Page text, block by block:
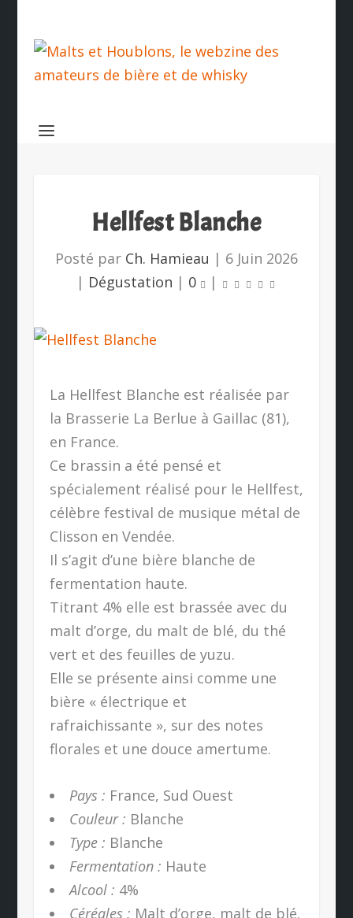
Hellfest Blanche
Posté par Ch. Hamieau | 6 Juin 2026
| Dégustation | 0 |
La Hellfest Blanche est réalisée par
la Brasserie La Berlue à Gaillac (81),
en France.
Ce brassin a été pensé et
spécialement réalisé pour le Hellfest,
célèbre festival de musique métal de
Clisson en Vendée.
Il s’agit d’une bière blanche de
fermentation haute.
Titrant 4% elle est brassée avec du
malt d’orge, du malt de blé, du thé
vert et des feuilles de yuzu.
Elle se présente ainsi comme une
bière « électrique et
rafraichissante », sur des notes
florales et une douce amertume.
Pays : France, Sud Ouest
Couleur : Blanche
Type : Blanche
Fermentation : Haute
Alcool : 4%
Céréales : Malt d’orge, malt de blé.